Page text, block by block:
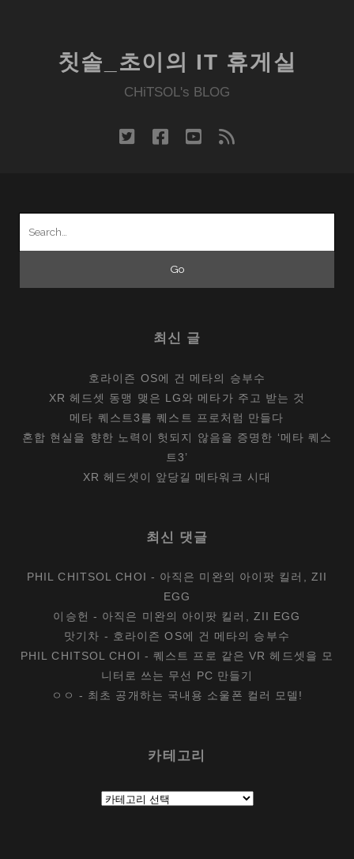
칫솔_초이의 IT 휴게실
CHiTSOL's BLOG
twitter facebook
youtube
rss
최신 글
호라이즌 OS에 건 메타의 승부수
XR 헤드셋 동맹 맺은 LG와 메타가 주고 받는 것
메타 퀘스트3를 퀘스트 프로처럼 만들다
혼합 현실을 향한 노력이 헛되지 않음을 증명한 ‘메타 퀘스
트3’
XR 헤드셋이 앞당길 메타워크 시대
최신 댓글
PHIL CHITSOL CHOI - 아직은 미완의 아이팟 킬러, ZII
EGG
이승헌 - 아직은 미완의 아이팟 킬러, ZII EGG
맛기차 - 호라이즌 OS에 건 메타의 승부수
PHIL CHITSOL CHOI -퀘스트 프로 같은 VR 헤드셋을 모
니터로 쓰는 무선 PC 만들기
ㅇㅇ - 최초 공개하는 국내용 소울폰 컬러 모델!
카테고리
테